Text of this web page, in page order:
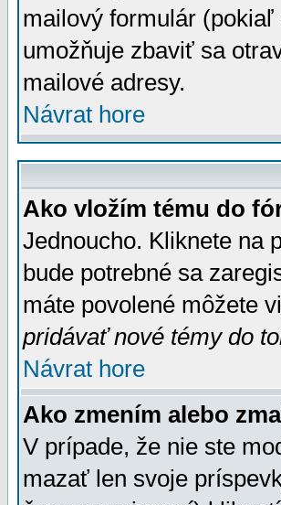
mailový formulár
umožňuje zbaviť sa
mailové adresy.
Návrat hore
Ako vložím tému do
Jednoucho. Kliknete na
bude potrebné sa
máte povolené môžete
pridávať nové témy do
Návrat hore
Ako zmením alebo
V prípade, že nie ste
mazať len svoje